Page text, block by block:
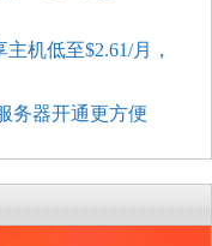
机低至$2.61/月，
务器开通更方便